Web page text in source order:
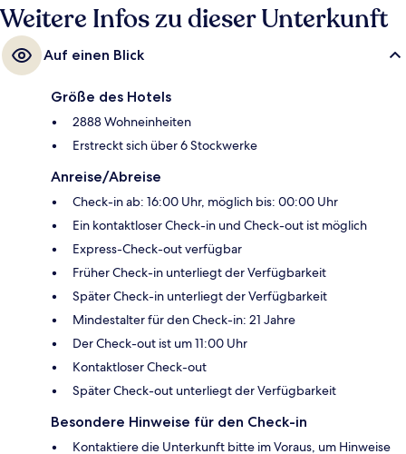
Weitere Infos zu dieser Unterkunft
Auf einen Blick
Größe des Hotels
2888 Wohneinheiten
Erstreckt sich über 6 Stockwerke
Anreise/Abreise
Check-in ab: 16:00 Uhr, möglich bis: 00:00 Uhr
Ein kontaktloser Check-in und Check-out ist möglich
Express-Check-out verfügbar
Früher Check-in unterliegt der Verfügbarkeit
Später Check-in unterliegt der Verfügbarkeit
Mindestalter für den Check-in: 21 Jahre
Der Check-out ist um 11:00 Uhr
Kontaktloser Check-out
Später Check-out unterliegt der Verfügbarkeit
Besondere Hinweise für den Check-in
Kontaktiere die Unterkunft bitte im Voraus, um Hinweise